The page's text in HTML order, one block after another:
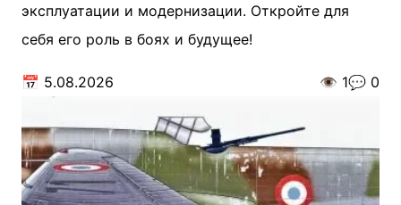
эксплуатации и модернизации. Откройте для
себя его роль в боях и будущее!
📅 5.08.2026 👁️ 1💬 0